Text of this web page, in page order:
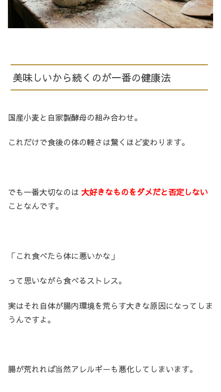
美味しいから続くのが一番の健康法
国産小麦と自家製酵母の組み合わせ。
これだけで食後の体の軽さは驚くほど変わります。
でも一番大切なのは 大好きなものをダメだと否定しない
ことなんです。
「これ食べたら体に悪いかな」
って思いながら食べるストレス。
実はそれ自体が腸内環境を荒らす大きな原因になってしま
うんですよ。
腸が荒れれば当然アレルギーも悪化してしまいます。